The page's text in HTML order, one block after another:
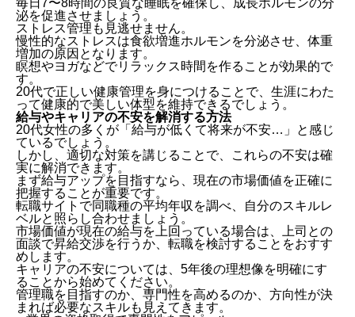
泌を促進させましょう。
ストレス管理も見逃せません。
慢性的なストレスは食欲増進ホルモンを分泌させ、体重
増加の原因となります。
瞑想やヨガなどでリラックス時間を作ることが効果的で
す。
20代で正しい健康管理を身につけることで、生涯にわた
って健康的で美しい体型を維持できるでしょう。
給与やキャリアの不安を解消する方法
20代女性の多くが「給与が低くて将来が不安…」と感じ
ているでしょう。
しかし、適切な対策を講じることで、これらの不安は確
実に解消できます。
まず給与アップを目指すなら、現在の市場価値を正確に
把握することが重要です。
転職サイトで同職種の平均年収を調べ、自分のスキルレ
ベルと照らし合わせましょう。
市場価値が現在の給与を上回っている場合は、上司との
面談で昇給交渉を行うか、転職を検討することをおすす
めします。
キャリアの不安については、5年後の理想像を明確にす
ることから始めてください。
管理職を目指すのか、専門性を高めるのか、方向性が決
まれば必要なスキルも見えてきます。